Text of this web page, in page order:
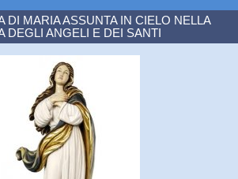
DI MARIA ASSUNTA IN CIELO NELLA
DEGLI ANGELI E DEI SANTI